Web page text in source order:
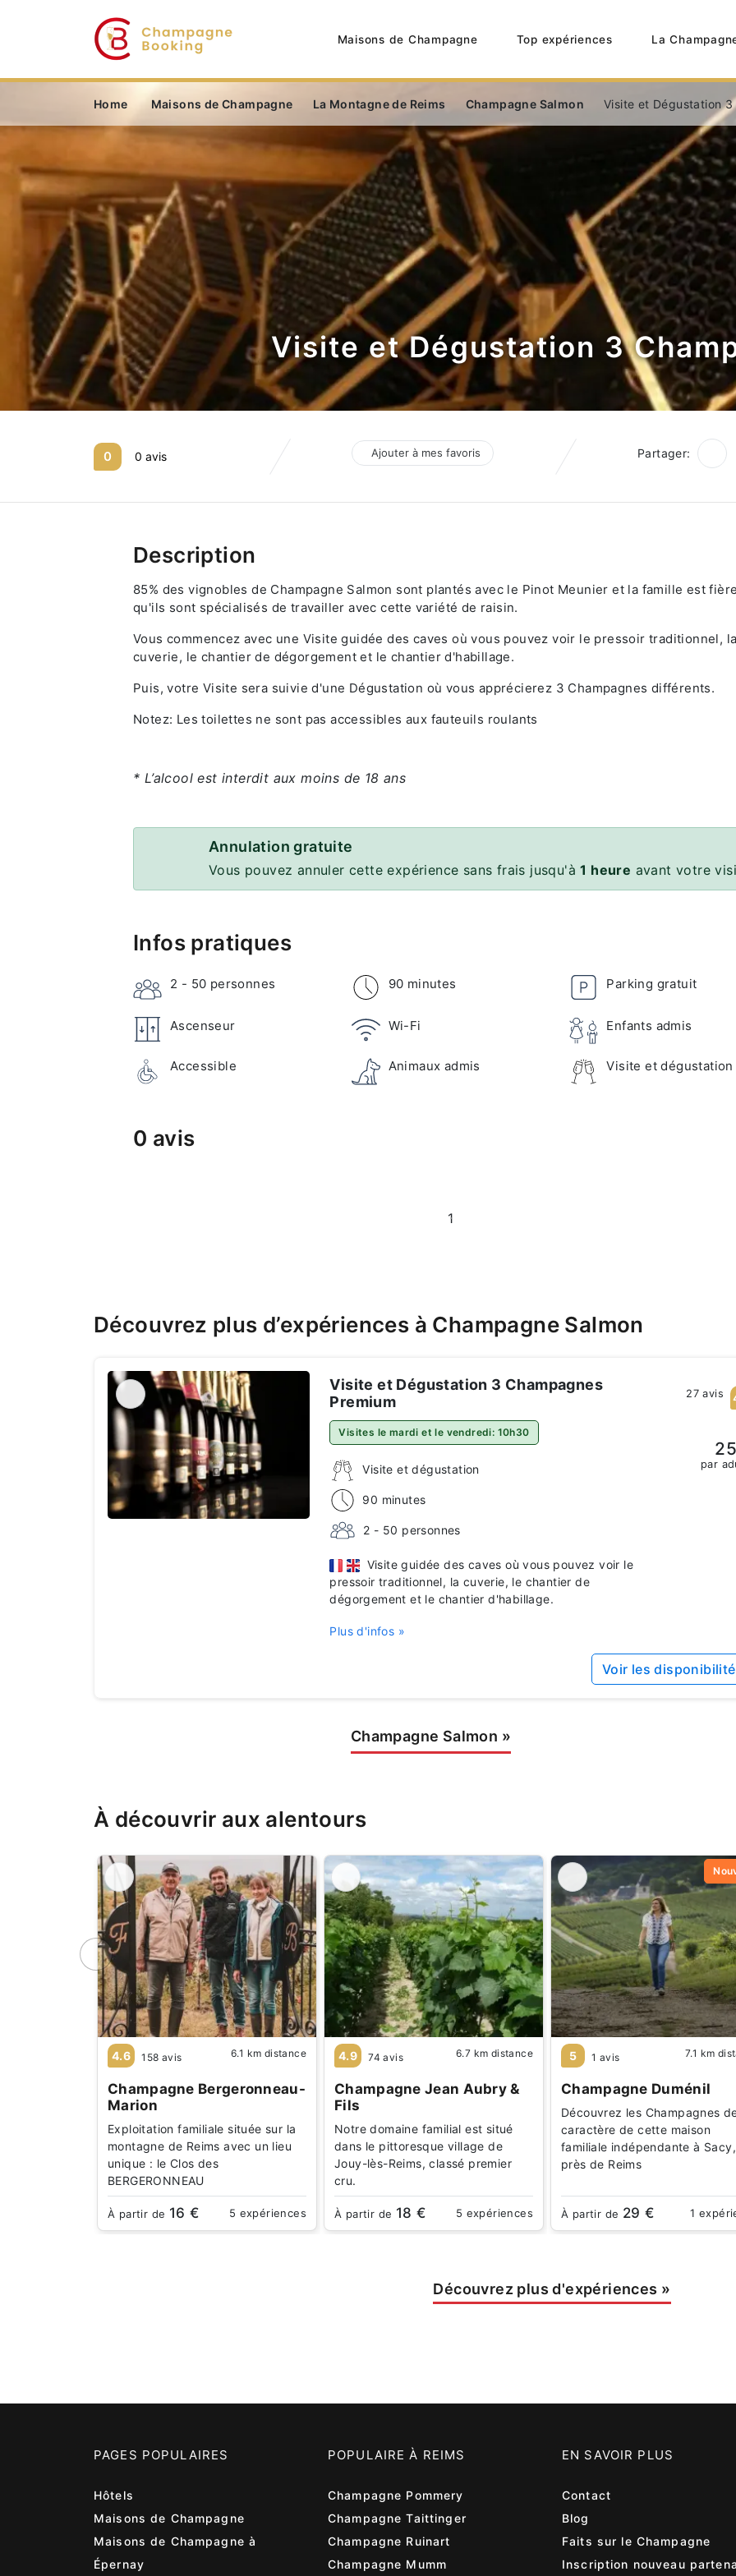
Maisons de Champagne Top expériences La
Home Maisons de Champagne La Montagne de Reims Champagne Salmon Visite et Dégustation 3
Visite et Dégustation 3
0 0 avis Ajouter à mes favoris Partager:
Description
85% des vignobles de Champagne Salmon sont plantés avec le Pinot Meunier et la famille est
qu'ils sont spécialisés de travailler avec cette variété de raisin.
Vous commencez avec une Visite guidée des caves où vous pouvez voir le pressoir traditionnel,
cuverie, le chantier de dégorgement et le chantier d'habillage.
Puis, votre Visite sera suivie d'une Dégustation où vous apprécierez 3 Champagnes différents.
Notez: Les toilettes ne sont pas accessibles aux fauteuils roulants
* L’alcool est interdit aux moins de 18 ans
Annulation gratuite
Vous pouvez annuler cette expérience sans frais jusqu'à1 heure avant votre
Infos pratiques
2 - 50 personnes 90 minutes Parking gratuit
Ascenseur Wi-Fi Enfants admis
Accessible Animaux admis Visite et dégustation
0 avis
1
Découvrez plus d’expériences à Champagne Salmon
Visite et Dégustation 3 Champagnes
Premium
Visites le mardi et le vendredi: 10h30
Visite et dégustation
90 minutes
2 - 50 personnes
Visite guidée des caves où vous pouvez voir le
pressoir traditionnel, la cuverie, le chantier de
dégorgement et le chantier d'habillage.
Plus d'infos »
27 avis
par
Voir les
Champagne Salmon »
À découvrir aux alentours
4.6 158 avis 6.1 km distance
Champagne Bergeronneau-
Marion
Exploitation familiale située sur la
montagne de Reims avec un lieu
unique : le Clos des
BERGERONNEAU
À partir de 16 € 5 expériences
4.9 74 avis 6.7 km distance
Champagne Jean Aubry &
Fils
Notre domaine familial est situé
dans le pittoresque village de
Jouy-lès-Reims, classé premier
cru.
À partir de 18 € 5 expériences
5 1 avis 7.1 km
Champagne Duménil
Découvrez les Champagnes
caractère de cette maison
familiale indépendante à Sacy,
près de Reims
À partir de 29 € 1
Découvrez plus d'expériences »
PAGES POPULAIRES
Hôtels
Maisons de Champagne
Maisons de Champagne à
Épernay
POPULAIRE À REIMS
Champagne Pommery
Champagne Taittinger
Champagne Ruinart
Champagne Mumm
EN SAVOIR PLUS
Contact
Blog
Faits sur le Champagne
Inscription nouveau